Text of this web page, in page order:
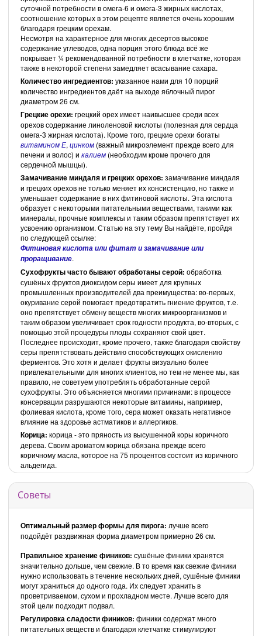
суточной потребности в омега-6 и омега-3 жирных кислотах,
соотношение которых в этом рецепте является очень хорошим
благодаря грецким орехам.
Несмотря на характерное для многих десертов высокое
содержание углеводов, одна порция этого блюда всё же
покрывает ¼ рекомендованной потребности в клетчатке, которая
также в некоторой степени замедляет всасывание сахара.
Количество ингредиентов: указанное нами для 10 порций
количество ингредиентов даёт на выходе яблочный пирог
диаметром 26 см.
Грецкие орехи: грецкий орех имеет наивысшее среди всех
орехов содержание линоленовой кислоты (полезная для сердца
омега-3 жирная кислота). Кроме того, грецкие орехи богаты
витамином Е, цинком (важный микроэлемент прежде всего для
печени и волос) и калием (необходим кроме прочего для
сердечной мышцы).
Замачивание миндаляи грецких орехов: замачивание миндаля
и грецких орехов не только меняет их консистенцию, но также и
уменьшает содержание в них фитиновой кислоты. Эта кислота
образует с некоторыми питательными веществами, такими как
минералы, прочные комплексы и таким образом препятствует их
усвоению организмом. Статью на эту тему Вы найдёте, пройдя
по следующей ссылке:
Фитиновая кислота или фитат и замачивание или
проращивание.
Сухофрукты часто бывают обработаны серой: обработка
сушёных фруктов диоксидом серы имеет для крупных
промышленных производителей два преимущества: во-первых,
окуривание серой помогает предотвратить гниение фруктов, т.е.
оно препятствует обмену веществ многих микроорганизмов и
таким образом увеличивает срок годности продукта, во-вторых, с
помощью этой процедуры плоды сохраняют свой цвет.
Последнее происходит, кроме прочего, также благодаря свойству
серы препятствовать действию способствующих окислению
ферментов. Это хотя и делает фрукты визуально более
привлекательными для многих клиентов, но тем не менее мы, как
правило, не советуем употреблять обработанные серой
сухофрукты. Это объясняется многими причинами: в процессе
консервации разрушаются некоторые витамины, например,
фолиевая кислота, кроме того, сера может оказать негативное
влияние на здоровье астматиков и аллергиков.
Корица: корица - это пряность из высушенной коры коричного
дерева. Своим ароматом корица обязана прежде всего
коричному масла, которое на 75 процентов состоит из коричного
альдегида.
Советы
Оптимальный размер формы для пирога: лучше всего
подойдёт раздвижная форма диаметром примерно 26 см.
Правильное хранение фиников: сушёные финики хранятся
значительно дольше, чем свежие. В то время как свежие финики
нужно использовать в течение нескольких дней, сушёные финики
могут храниться до одного года. Их следует хранить в
проветриваемом, сухом и прохладном месте. Лучше всего для
этой цели подходит подвал.
Регулировка сладости фиников: финики содержат много
питательных веществ и благодаря клетчатке стимулируют